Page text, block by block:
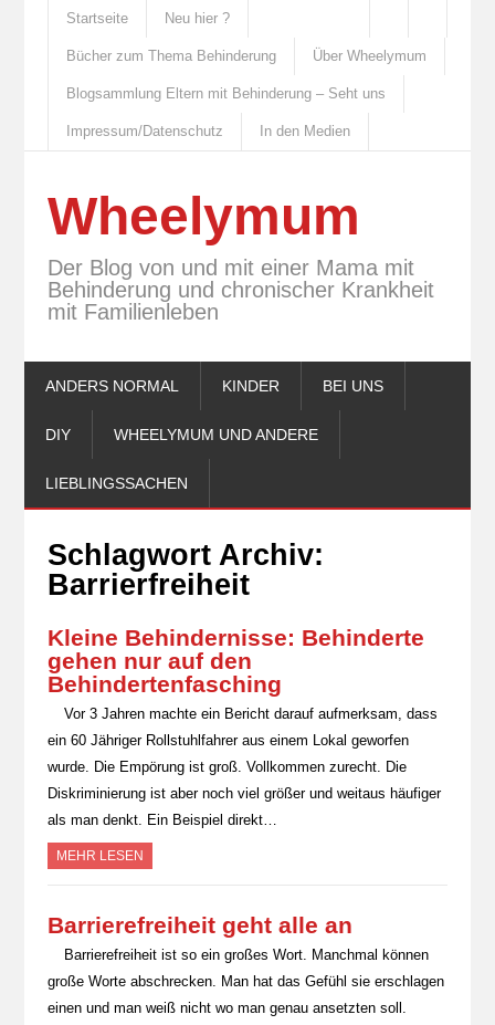
Startseite Neu hier ?
Bücher zum Thema Behinderung Über Wheelymum
Blogsammlung Eltern mit Behinderung – Seht uns
Impressum/Datenschutz In den Medien
Wheelymum
Der Blog von und mit einer Mama mit
Behinderung und chronischer Krankheit
mit Familienleben
ANDERS NORMAL KINDER BEI UNS
DIY WHEELYMUM UND ANDERE
LIEBLINGSSACHEN
Schlagwort Archiv:
Barrierfreiheit
Kleine Behindernisse: Behinderte
gehen nur auf den
Behindertenfasching
Vor 3 Jahren machte ein Bericht darauf aufmerksam, dass
ein 60 Jähriger Rollstuhlfahrer aus einem Lokal geworfen
wurde. Die Empörung ist groß. Vollkommen zurecht. Die
Diskriminierung ist aber noch viel größer und weitaus häufiger
als man denkt. Ein Beispiel direkt…
MEHR LESEN
Barrierefreiheit geht alle an
Barrierefreiheit ist so ein großes Wort. Manchmal können
große Worte abschrecken. Man hat das Gefühl sie erschlagen
einen und man weiß nicht wo man genau ansetzten soll.